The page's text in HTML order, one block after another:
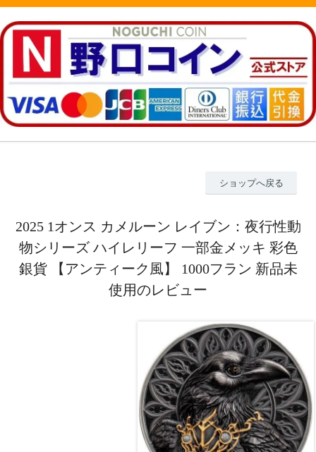
ショップへ戻る
2025 1オンス カメルーン レイブン：夜行性動
物シリーズ ハイレリーフ 一部金メッキ 彩色
銀貨 【アンティーク風】 1000フラン 新品未
使用のレビュー